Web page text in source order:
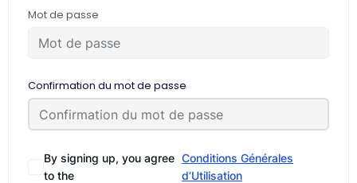
Mot de passe
Confirmation du mot de passe
By signing up, you agree
to the
Conditions Générales
d’Utilisation